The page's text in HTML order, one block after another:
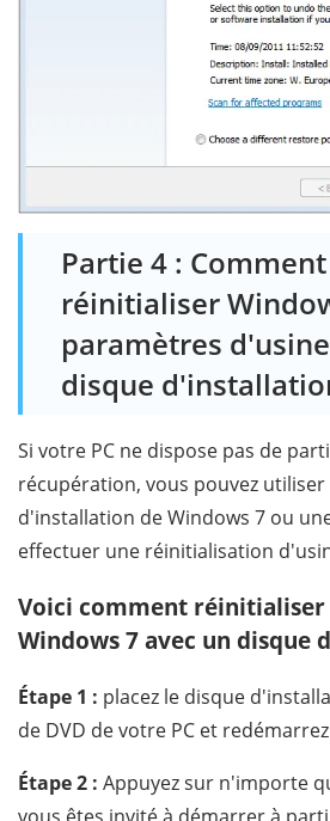
Partie 4 : Comment
réinitialiser
paramètres
disque
Si votre PC ne dispose pas de
récupération, vous pouvez
d'installation de Windows 7 ou
effectuer une réinitialisation
Voici comment réinitialiser
Windows 7 avec un disque
Étape 1 : placez le disque
de DVD de votre PC et
Étape 2 : Appuyez sur n'importe